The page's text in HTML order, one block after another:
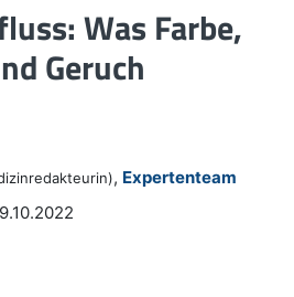
Was Farbe,
Geruch
, Expertenteam